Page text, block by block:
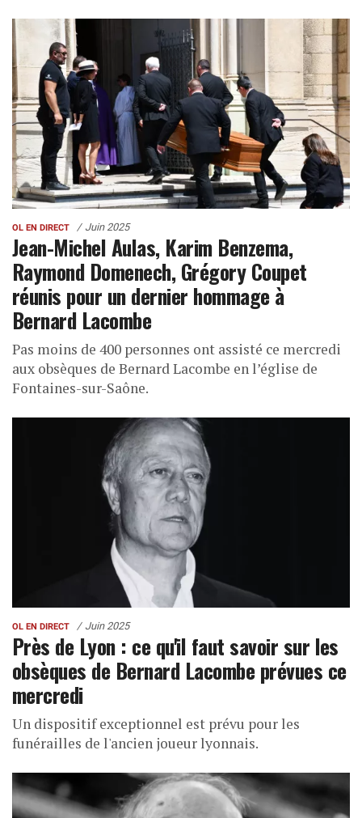
OL EN DIRECT Juin 2025
Jean-Michel Aulas, Karim Benzema,
Raymond Domenech, Grégory Coupet
réunis pour un dernier hommage à
Bernard Lacombe
Pas moins de 400 personnes ont assisté ce mercredi
aux obsèques de Bernard Lacombe en l’église de
Fontaines-sur-Saône.
OL EN DIRECT Juin 2025
Près de Lyon : ce qu'il faut savoir sur les
obsèques de Bernard Lacombe prévues ce
mercredi
Un dispositif exceptionnel est prévu pour les
funérailles de l'ancien joueur lyonnais.